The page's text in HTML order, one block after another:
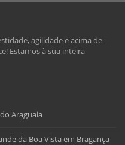
agilidade e acima de
Estamos à sua inteira
Araguaia
da Boa Vista em Bragança